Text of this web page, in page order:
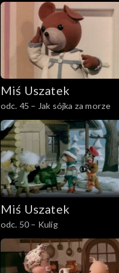
Miś Uszatek
odc. 45 – Jak sójka za morze
Miś Uszatek
odc. 50 – Kulig